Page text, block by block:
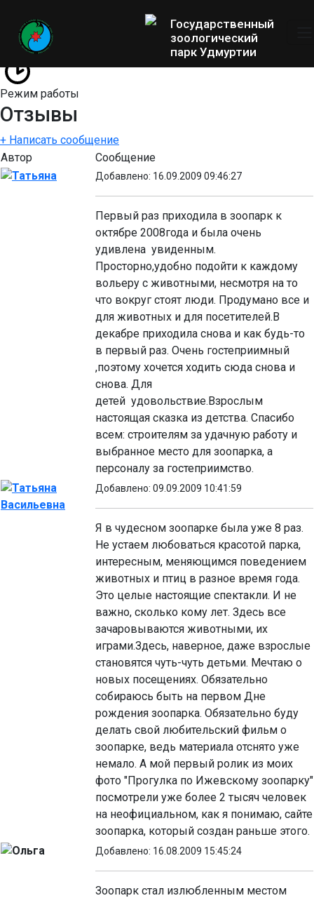
Государственный
зоологический
парк Удмуртии
Режим работы
Отзывы
+ Написать сообщение
Автор
Сообщение
Татьяна
Добавлено: 16.09.2009 09:46:27
Первый раз приходила в зоопарк к
октябре 2008года и была очень
удивлена увиденным.
Просторно,удобно подойти к каждому
вольеру с животными, несмотря на то
что вокруг стоят люди. Продумано все и
для животных и для посетителей.В
декабре приходила снова и как будь-то
в первый раз. Очень гостеприимный
,поэтому хочется ходить сюда снова и
снова. Для
детей удовольствие.Взрослым
настоящая сказка из детства. Спасибо
всем: строителям за удачную работу и
выбранное место для зоопарка, а
персоналу за гостеприимство.
Татьяна
Васильевна
Добавлено: 09.09.2009 10:41:59
Я в чудесном зоопарке была уже 8 раз.
Не устаем любоваться красотой парка,
интересным, меняющимся поведением
животных и птиц в разное время года.
Это целые настоящие спектакли. И не
важно, сколько кому лет. Здесь все
зачаровываются животными, их
играми.Здесь, наверное, даже взрослые
становятся чуть-чуть детьми. Мечтаю о
новых посещениях. Обязательно
собираюсь быть на первом Дне
рождения зоопарка. Обязательно буду
делать свой любительский фильм о
зоопарке, ведь материала отснято уже
немало. А мой первый ролик из моих
фото "Прогулка по Ижевскому зоопарку"
посмотрели уже более 2 тысяч человек
на неофициальном, как я понимаю, сайте
зоопарка, который создан раньше этого.
Ольга
Добавлено: 16.08.2009 15:45:24
Зоопарк стал излюбленным местом